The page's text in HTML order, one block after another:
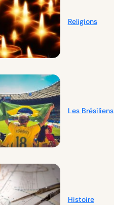
Religions
Les Brésiliens
Histoire